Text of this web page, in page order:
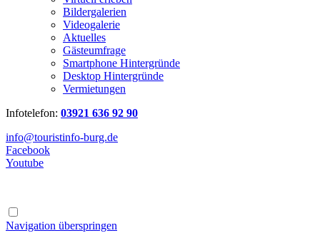
Bildergalerien
Videogalerie
Aktuelles
Gästeumfrage
Smartphone Hintergründe
Desktop Hintergründe
Vermietungen
Infotelefon: 03921 636 92 90
info@touristinfo-burg.de
Facebook
Youtube
Navigation überspringen